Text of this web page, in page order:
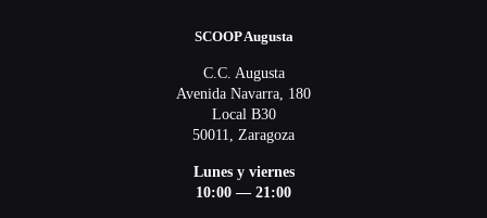
SCOOP Augusta
C.C. Augusta
Avenida Navarra, 180
Local B30
50011, Zaragoza
Lunes y viernes
10:00 — 21:00